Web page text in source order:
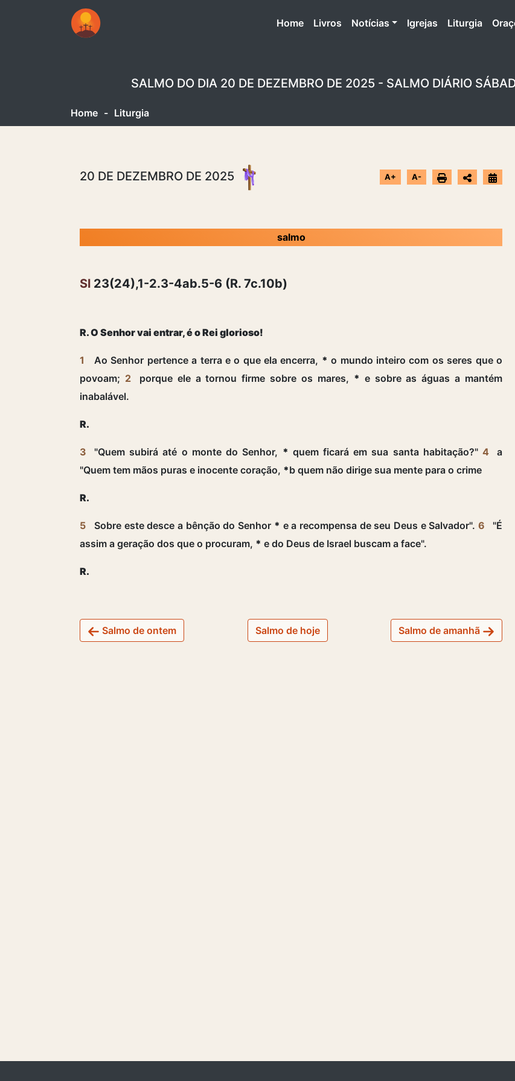
Home(atual)
Livros Notícias Igrejas Liturgia
SALMO DO DIA 20 DE DEZEMBRO DE 2025 - SALMO DIÁRIO
Home - Liturgia
20 DE DEZEMBRO DE 2025 A+ A-
salmo
Sl 23(24),1-2.3-4ab.5-6 (R. 7c.10b)
R. O Senhor vai entrar, é o Rei glorioso!
1 Ao Senhor pertence a terra e o que ela encerra, * o mundo inteiro com os seres que o
povoam; 2 porque ele a tornou firme sobre os mares, * e sobre as águas a mantém
inabalável.
R.
3 "Quem subirá até o monte do Senhor, * quem ficará em sua santa habitação?" 4
a
"Quem tem mãos puras e inocente coração, *b quem não dirige sua mente para o crime
R.
5 Sobre este desce a bênção do Senhor * e a recompensa de seu Deus e Salvador". 6
"É
assim a geração dos que o procuram, * e do Deus de Israel buscam a face".
R.
Salmo de ontem Salmo de hoje Salmo de amanhã